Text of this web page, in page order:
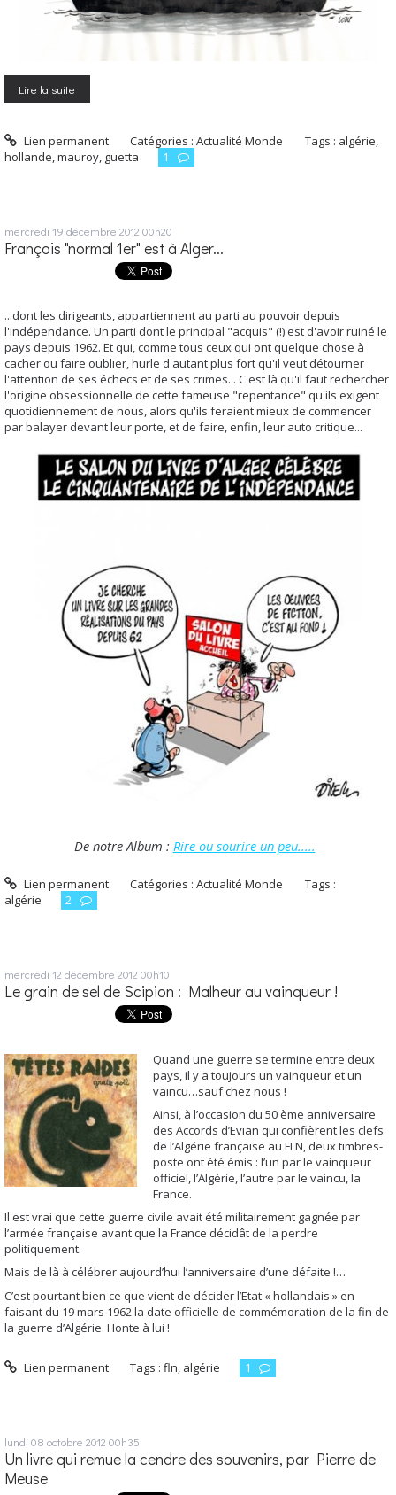
Lire la suite
Lien permanent Catégories :Actualité Monde Tags : algérie,
hollande,mauroy, guetta 1
mercredi 19 décembre 2012 00h20
François "normal 1er" est à Alger...
...dont les dirigeants, appartiennent au parti au pouvoir depuis
l'indépendance. Un parti dont le principal "acquis" (!) est d'avoir ruiné le
pays depuis 1962. Et qui, comme tous ceux qui ont quelque chose à
cacher ou faire oublier, hurle d'autant plus fort qu'il veut détourner
l'attention de ses échecs et de ses crimes... C'est là qu'il faut rechercher
l'origine obsessionnelle de cette fameuse "repentance" qu'ils exigent
quotidiennement de nous, alors qu'ils feraient mieux de commencer
par balayer devant leur porte, et de faire, enfin, leur auto critique...
De notre Album : Rire ou sourire un peu.....
Lien permanent Catégories :Actualité Monde
Tags :
algérie
2
mercredi 12 décembre 2012 00h10
Le grain de sel de Scipion : Malheur au vainqueur !
Quand une guerre se termine entre deux
pays, il y a toujours un vainqueur et un
vaincu…sauf chez nous !
Ainsi, à l’occasion du 50 ème anniversaire
des Accords d’Evian qui confièrent les clefs
de l’Algérie française au FLN, deux timbres-
poste ont été émis : l’un par le vainqueur
officiel, l’Algérie, l’autre par le vaincu, la
France.
Il est vrai que cette guerre civile avait été militairement gagnée par
l’armée française avant que la France décidât de la perdre
politiquement.
Mais de là à célébrer aujourd’hui l’anniversaire d’une défaite !…
C’est pourtant bien ce que vient de décider l’Etat « hollandais » en
faisant du 19 mars 1962 la date officielle de commémoration de la fin de
la guerre d’Algérie. Honte à lui !
Lien permanent Tags :fln, algérie 1
lundi 08 octobre 2012 00h35
Un livre qui remue la cendre des souvenirs, par Pierre de
Meuse